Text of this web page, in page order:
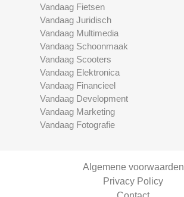
Vandaag Fietsen
Vandaag Juridisch
Vandaag Multimedia
Vandaag Schoonmaak
Vandaag Scooters
Vandaag Elektronica
Vandaag Financieel
Vandaag Development
Vandaag Marketing
Vandaag Fotografie
Algemene voorwaarden
Privacy Policy